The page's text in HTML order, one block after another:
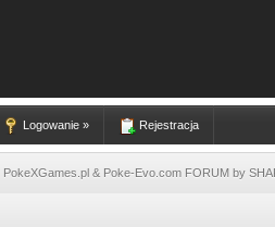
Logowanie » Rejestracja
PokeXGames.pl & Poke-Evo.com FORUM by